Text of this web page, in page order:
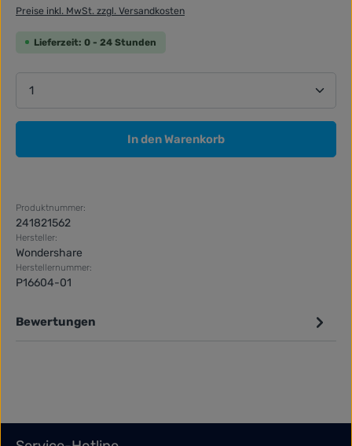
Preise inkl. MwSt. zzgl. Versandkosten
Lieferzeit: 0 - 24 Stunden
Produkt Anzahl: Gib den gewünschten Wert ein
In den Warenkorb
Produktnummer:
241821562
Hersteller:
Wondershare
Herstellernummer:
P16604-01
Bewertungen